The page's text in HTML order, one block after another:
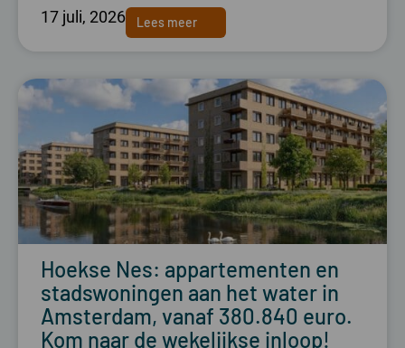
17 juli, 2026 Lees meer
Hoekse Nes: appartementen en
stadswoningen aan het water in
Amsterdam, vanaf 380.840 euro.
Kom naar de wekelijkse inloop!